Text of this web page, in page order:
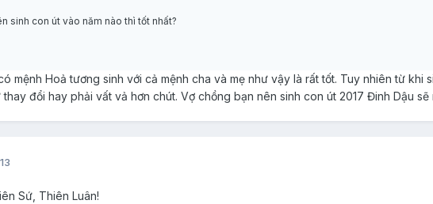
sinh con út vào năm nào thì tốt nhất?
mệnh Hoả tương sinh với cả mệnh cha và mẹ như vậy là rất tốt. Tuy nhiên từ khi
đổi hay phải vất vả hơn chút. Vợ chồng bạn nên sinh con út 2017 Đinh Dậu sẽ
Sứ, Thiên Luân!